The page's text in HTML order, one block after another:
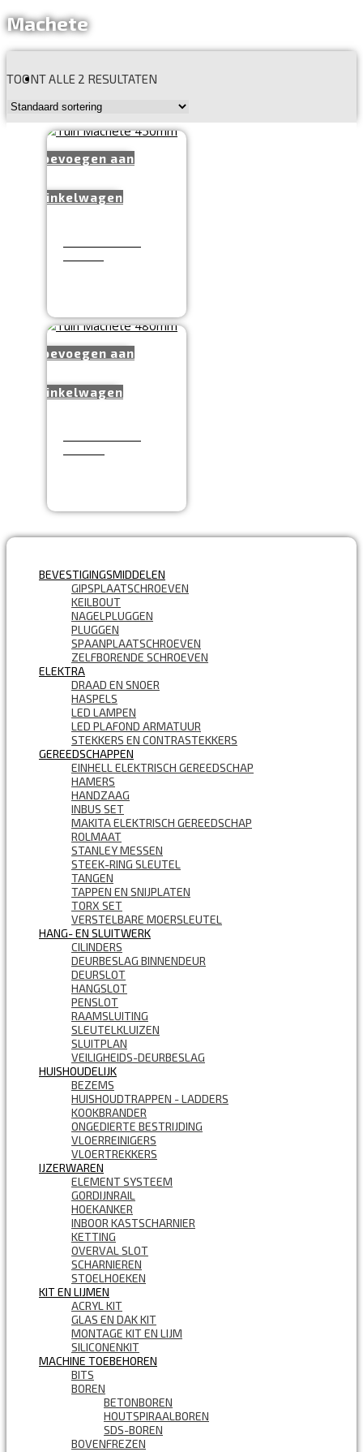
Machete
TOONT ALLE 2 RESULTATEN
Toevoegen aan
winkelwagen
Toevoegen aan
winkelwagen
PRODUCTCATEGORIEËN
BEVESTIGINGSMIDDELEN
GIPSPLAATSCHROEVEN
KEILBOUT
NAGELPLUGGEN
PLUGGEN
SPAANPLAATSCHROEVEN
ZELFBORENDE SCHROEVEN
ELEKTRA
DRAAD EN SNOER
HASPELS
LED LAMPEN
LED PLAFOND ARMATUUR
STEKKERS EN CONTRASTEKKERS
GEREEDSCHAPPEN
EINHELL ELEKTRISCH GEREEDSCHAP
HAMERS
HANDZAAG
INBUS SET
MAKITA ELEKTRISCH GEREEDSCHAP
ROLMAAT
STANLEY MESSEN
STEEK-RING SLEUTEL
TANGEN
TAPPEN EN SNIJPLATEN
TORX SET
VERSTELBARE MOERSLEUTEL
HANG- EN SLUITWERK
CILINDERS
DEURBESLAG BINNENDEUR
DEURSLOT
HANGSLOT
PENSLOT
RAAMSLUITING
SLEUTELKLUIZEN
SLUITPLAN
VEILIGHEIDS-DEURBESLAG
HUISHOUDELIJK
BEZEMS
HUISHOUDTRAPPEN - LADDERS
KOOKBRANDER
ONGEDIERTE BESTRIJDING
VLOERREINIGERS
VLOERTREKKERS
IJZERWAREN
ELEMENT SYSTEEM
GORDIJNRAIL
HOEKANKER
INBOOR KASTSCHARNIER
KETTING
OVERVAL SLOT
SCHARNIEREN
STOELHOEKEN
KIT EN LIJMEN
ACRYL KIT
GLAS EN DAK KIT
MONTAGE KIT EN LIJM
SILICONENKIT
MACHINE TOEBEHOREN
BITS
BOREN
BETONBOREN
HOUTSPIRAALBOREN
SDS-BOREN
BOVENFREZEN